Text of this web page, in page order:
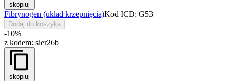
skopiuj
Fibrynogen (układ krzepnięcia)Kod ICD: G53
Dodaj do koszyka
-10%
z kodem: sier26b
skopiuj